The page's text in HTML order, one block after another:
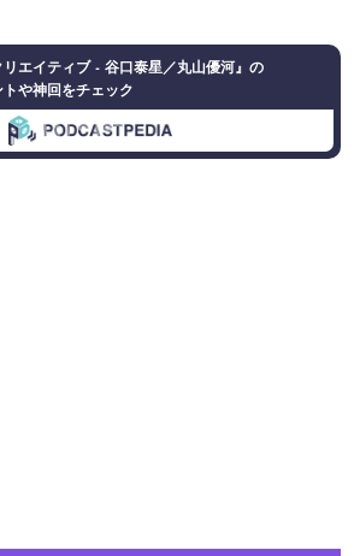
リエイティブ - 谷口泰星／丸山優河』の
や神回をチェック